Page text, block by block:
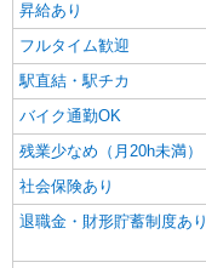
昇給あり
フルタイム歓迎
駅直結・駅チカ
バイク通勤OK
残業少なめ（月20h未満）
社会保険あり
退職金・財形貯蓄制度あり